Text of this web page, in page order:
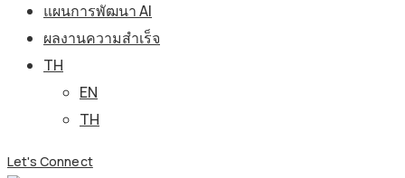
แผนการพัฒนา AI
ผลงานความสำเร็จ
TH
EN
TH
Let's Connect